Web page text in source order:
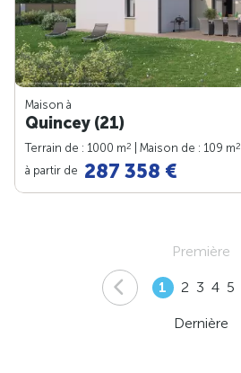
Maison à
Quincey (21)
Terrain de : 1000 m2 | Maison de : 109 m2
à partir de 287 358 €
Première
1 2 3 4 5
Dernière